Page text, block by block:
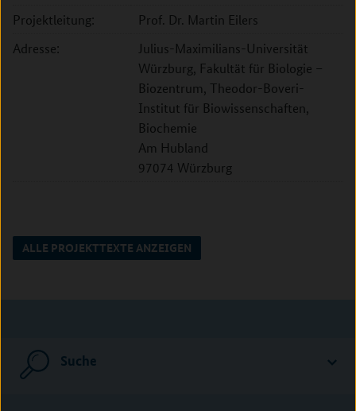
Projektleitung:
Prof. Dr. Martin Eilers
Adresse:
Julius-Maximilians-Universität
Würzburg, Fakultät für Biologie –
Biozentrum, Theodor-Boveri-
Institut für Biowissenschaften,
Biochemie
Am Hubland
97074 Würzburg
ALLE PROJEKTTEXTE ANZEIGEN
Suche